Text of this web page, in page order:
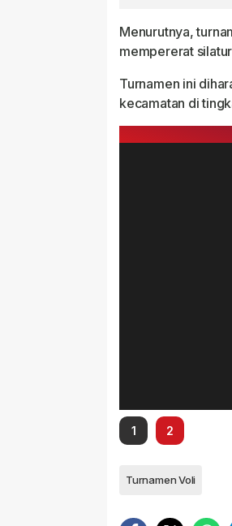
Menurutnya,
mempererat
Turnamen ini
kecamatan di
1 2
Turnamen Voli